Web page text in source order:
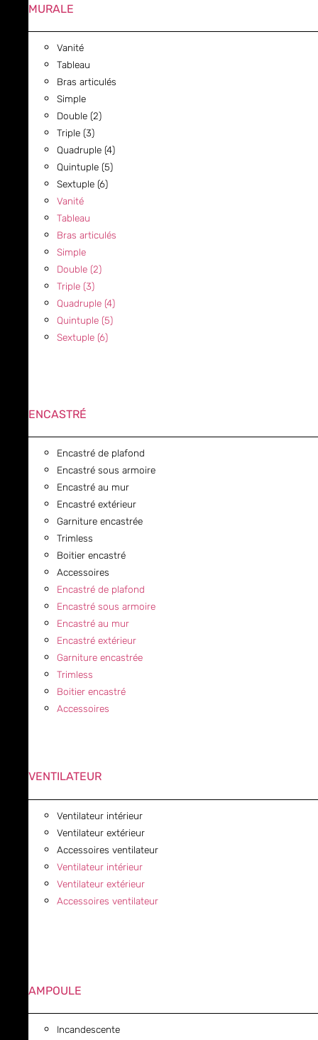
MURALE
Vanité
Tableau
Bras articulés
Simple
Double (2)
Triple (3)
Quadruple (4)
Quintuple (5)
Sextuple (6)
Vanité
Tableau
Bras articulés
Simple
Double (2)
Triple (3)
Quadruple (4)
Quintuple (5)
Sextuple (6)
ENCASTRÉ
Encastré de plafond
Encastré sous armoire
Encastré au mur
Encastré extérieur
Garniture encastrée
Trimless
Boitier encastré
Accessoires
Encastré de plafond
Encastré sous armoire
Encastré au mur
Encastré extérieur
Garniture encastrée
Trimless
Boitier encastré
Accessoires
VENTILATEUR
Ventilateur intérieur
Ventilateur extérieur
Accessoires ventilateur
Ventilateur intérieur
Ventilateur extérieur
Accessoires ventilateur
AMPOULE
Incandescente